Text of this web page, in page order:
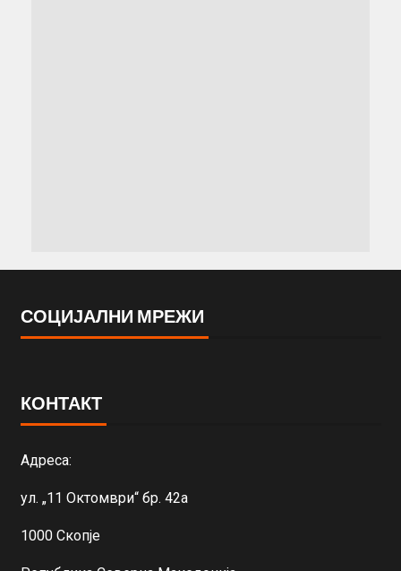
СОЦИЈАЛНИ МРЕЖИ
КОНТАКТ
Адреса:
ул. „11 Октомври“ бр. 42а
1000 Скопје